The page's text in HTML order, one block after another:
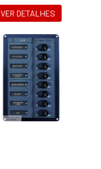
VER DETALHES